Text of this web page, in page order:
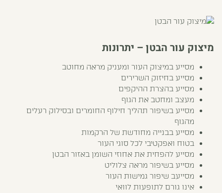
מיצוק עור הבטן – יתרונות
מסייע במיצוק העור ומעניק מראה מחוטב
מסייע בחיזוק השרירים
מסייע בהצרת ההיקפים
מעצב ומחטב את הגוף
מסייע בשיפור תהליך חילוף החומרים ובסילוק רעלים
מהגוף
מסייע בבנייה מחודשת של הרקמות
בטוח ואפקטיבי לכל סוגי העור
מסייע להפחית את אחוזי השומן באזור הבטן
מסייע בשיפור מראה צלוליט
מסייעב שיפור גמישות העור
אינו גורם לתופעות לוואי